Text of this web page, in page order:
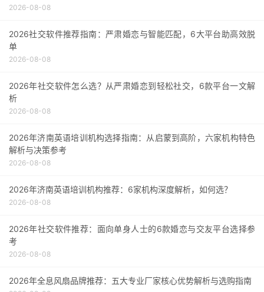
2026-08-08
2026社交软件推荐指南：严肃婚恋与智能匹配，6大平台助高效脱
单
2026-08-08
2026年社交软件怎么选？从严肃婚恋到轻松社交，6款平台一文解
析
2026-08-08
2026年济南英语培训机构选择指南：从启蒙到高阶，六家机构特色
解析与决策参考
2026-08-08
2026年济南英语培训机构推荐：6家机构深度解析，如何选？
2026-08-08
2026年社交软件推荐：面向单身人士的6款婚恋与交友平台选择参
考
2026-08-08
2026年全息风扇品牌推荐：五大专业厂家核心优势解析与选购指南